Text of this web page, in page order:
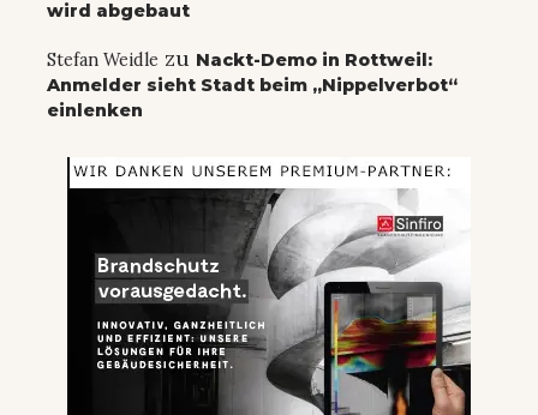
wird abgebaut
Stefan Weidle zu Nackt-Demo in Rottweil:
Anmelder sieht Stadt beim „Nippelverbot“
einlenken